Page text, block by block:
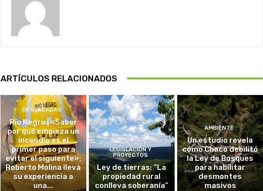
ARTÍCULOS RELACIONADOS
DESTACADAS
Río Negro | «Saber
por qué empieza un
incendio es el
primer paso para
evitar el siguiente»:
Roberto Molina lleva
su experiencia a
una...
LEGISLACIÓN Y
PROYECTOS
Ley de tierras: “La
propiedad rural
conlleva soberanía”
AMBIENTE
Un estudio revela
cómo Chaco debilitó
la Ley de Bosques
para habilitar
desmontes
masivos